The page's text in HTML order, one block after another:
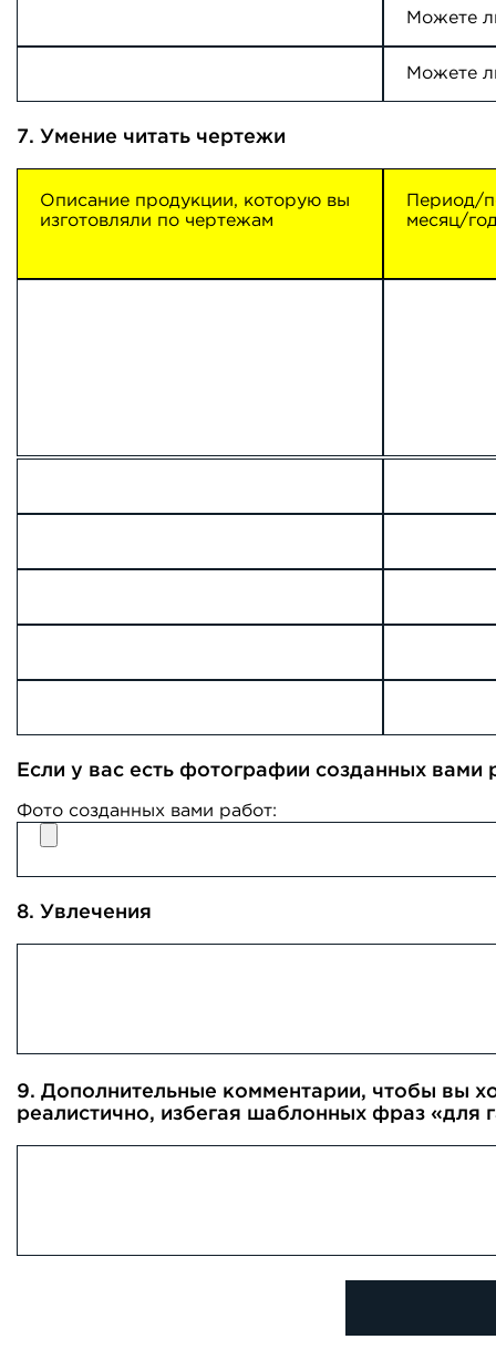
7. Умение читать чертежи
Описание продукции, которую вы
изготовляли по чертежам
Период/
месяц/
Если у вас есть фотографии созданных вами
Фото созданных вами работ:
8. Увлечения
9. Дополнительные комментарии, чтобы вы
реалистично, избегая шаблонных фраз «для